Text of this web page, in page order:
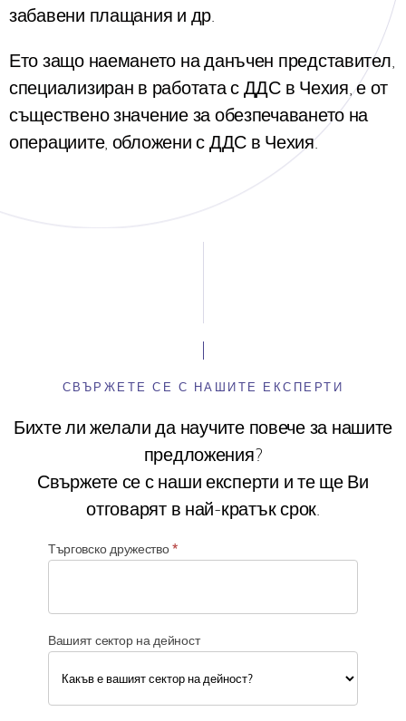
забавени плащания и др.
Ето защо наемането на данъчен представител,
специализиран в работата с ДДС в Чехия, е от
съществено значение за обезпечаването на
операциите, обложени с ДДС в Чехия.
СВЪРЖЕТЕ СЕ С НАШИТЕ ЕКСПЕРТИ
Бихте ли желали да научите повече за нашите
предложения?
Свържете се с наши експерти и те ще Ви
отговарят в най-кратък срок.
Търговско дружество*
Вашият сектор на дейност